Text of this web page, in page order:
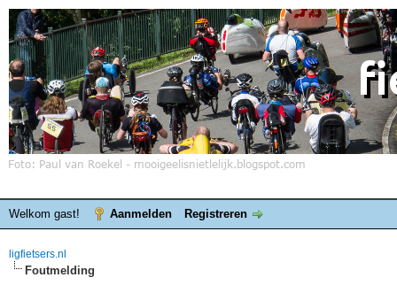
Welkom gast! Aanmelden Registreren
ligfietsers.nl
Foutmelding